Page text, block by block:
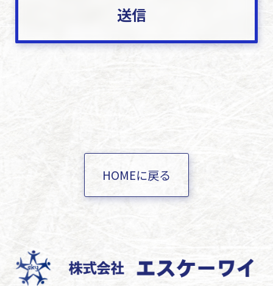
送信
HOMEに戻る